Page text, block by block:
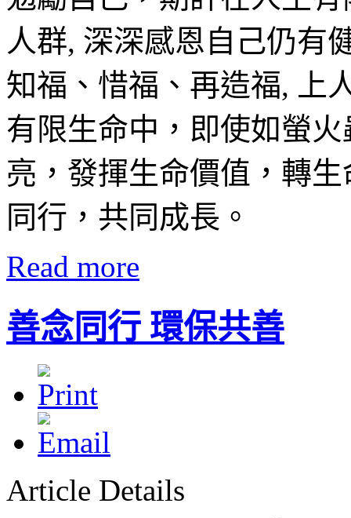
人群, 深深感恩自己仍有
知福、惜福、再造福, 上
有限生命中，即使如螢
亮，發揮生命價值，轉
同行，共同成長。
Read more
善念同行 環保共善
Article Details